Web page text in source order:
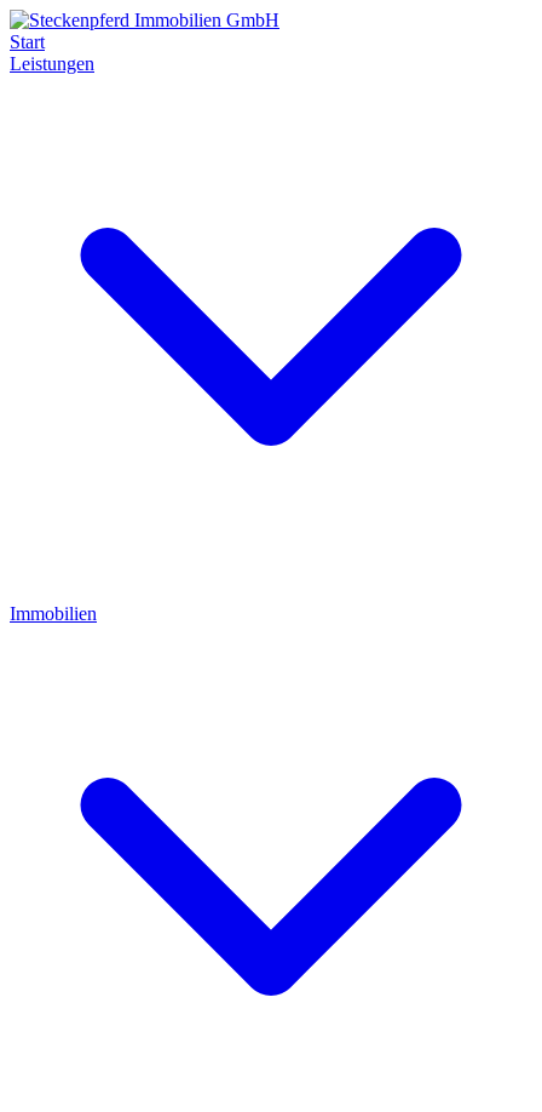
Start
Leistungen
Immobilien